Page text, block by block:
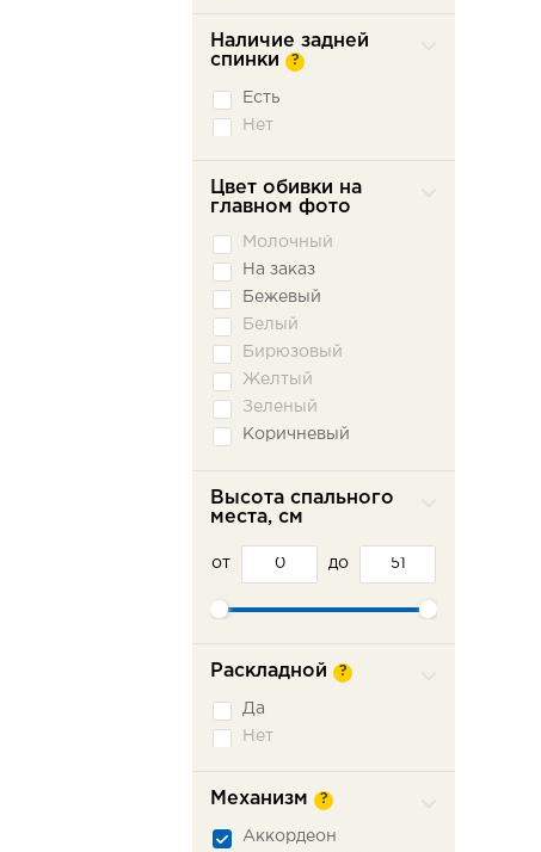
Наличие задней
спинки
?
Есть
Нет
Цвет обивки на
главном фото
Молочный
На заказ
Бежевый
Белый
Бирюзовый
Желтый
Зеленый
Коричневый
Розовый
Серый
Синий
Высота спального
места, см
от до
Раскладной ?
Да
Нет
Механизм ?
Аккордеон